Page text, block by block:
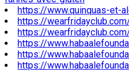
https://www.quinquas-et-
https://
https://
https://
https://
https://